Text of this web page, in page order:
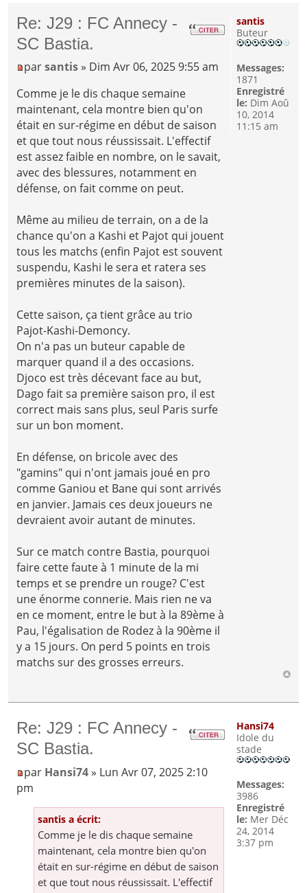
Re: J29 : FC Annecy -
SC Bastia.
parsantis » Dim Avr 06, 2025 9:55 am
Comme je le dis chaque semaine
maintenant, cela montre bien qu'on
était en sur-régime en début de saison
et que tout nous réussissait. L'effectif
est assez faible en nombre, on le savait,
avec des blessures, notamment en
défense, on fait comme on peut.
Même au milieu de terrain, on a de la
chance qu'on a Kashi et Pajot qui jouent
tous les matchs (enfin Pajot est souvent
suspendu, Kashi le sera et ratera ses
premières minutes de la saison).
Cette saison, ça tient grâce au trio
Pajot-Kashi-Demoncy.
On n'a pas un buteur capable de
marquer quand il a des occasions.
Djoco est très décevant face au but,
Dago fait sa première saison pro, il est
correct mais sans plus, seul Paris surfe
sur un bon moment.
En défense, on bricole avec des
"gamins" qui n'ont jamais joué en pro
comme Ganiou et Bane qui sont arrivés
en janvier. Jamais ces deux joueurs ne
devraient avoir autant de minutes.
Sur ce match contre Bastia, pourquoi
faire cette faute à 1 minute de la mi
temps et se prendre un rouge? C'est
une énorme connerie. Mais rien ne va
en ce moment, entre le but à la 89ème à
Pau, l'égalisation de Rodez à la 90ème il
y a 15 jours. On perd 5 points en trois
matchs sur des grosses erreurs.
santis
Buteur
Messages:
1871
Enregistré
le: Dim Aoû
10, 2014
11:15 am
Re: J29 : FC Annecy -
SC Bastia.
par Hansi74» Lun Avr 07, 2025 2:10
pm
santis a écrit:
Comme je le dis chaque semaine
maintenant, cela montre bien qu'on
était en sur-régime en début de saison
et que tout nous réussissait. L'effectif
Hansi74
Idole du
stade
Messages:
3986
Enregistré
le: Mer Déc
24, 2014
3:37 pm